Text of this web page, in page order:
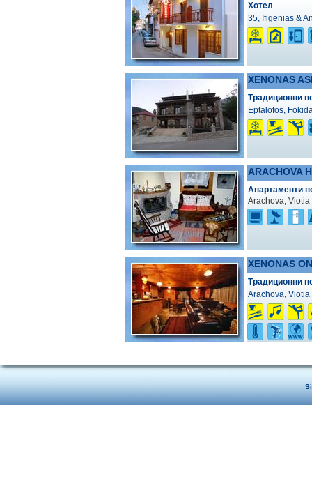
Хотел
35, Ifigenias &
XENONAS
Традиционни
Eptalofos,
ARACHOVA
Апартаменти
Arachova, Viotia
XENONAS
Традиционни
Arachova, Viotia